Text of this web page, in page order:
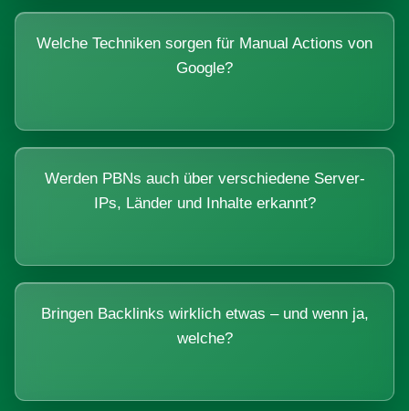
Welche Techniken sorgen für Manual Actions von
Google?
Werden PBNs auch über verschiedene Server-
IPs, Länder und Inhalte erkannt?
Bringen Backlinks wirklich etwas – und wenn ja,
welche?